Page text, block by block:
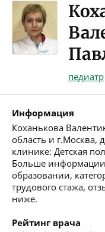
педиатр
Информация
Коханькова
область и г.Москва,
клинике: Детская
Больше
образовании,
трудового стажа,
ниже.
Рейтинг врача